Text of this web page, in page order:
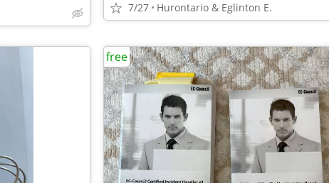
7/27 Hurontario & Eglinton E.
free